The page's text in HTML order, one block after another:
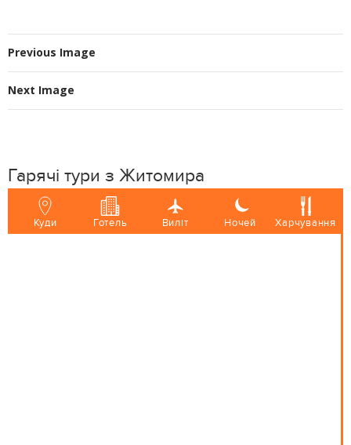
Previous Image
Next Image
Гарячі тури з Житомира
Куди Готель Виліт Ночей Харчування